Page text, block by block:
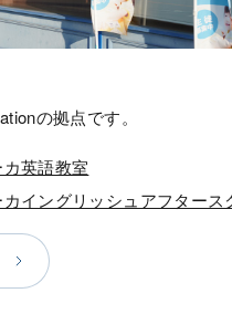
の拠点です。
英語教室
イングリッシュアフタース